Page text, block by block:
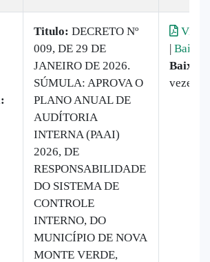
Titulo: DECRETO Nº
009, DE 29 DE
JANEIRO DE 2026.
SÚMULA: APROVA O
PLANO ANUAL DE
AUDÍTORIA
INTERNA (PAAI)
2026, DE
RESPONSABILIDADE
DO SISTEMA DE
CONTROLE
INTERNO, DO
MUNICÍPIO DE NOVA
MONTE VERDE,
| Baixar
vezes